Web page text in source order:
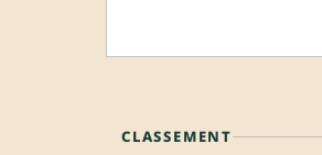
CLASSEMENT